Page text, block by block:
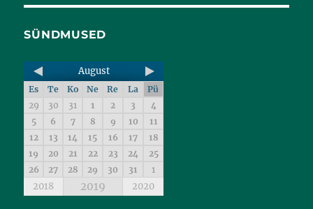
SÜNDMUSED
August
Es Te Ko Ne Re La
Pü
29
30 31 1 2 3
4
5
6 7 8 9 10
11
12
13 14 15 16 17
18
19
20 21 22 23 24
25
26
27 28 29 30 31 1
2018 2019 2020